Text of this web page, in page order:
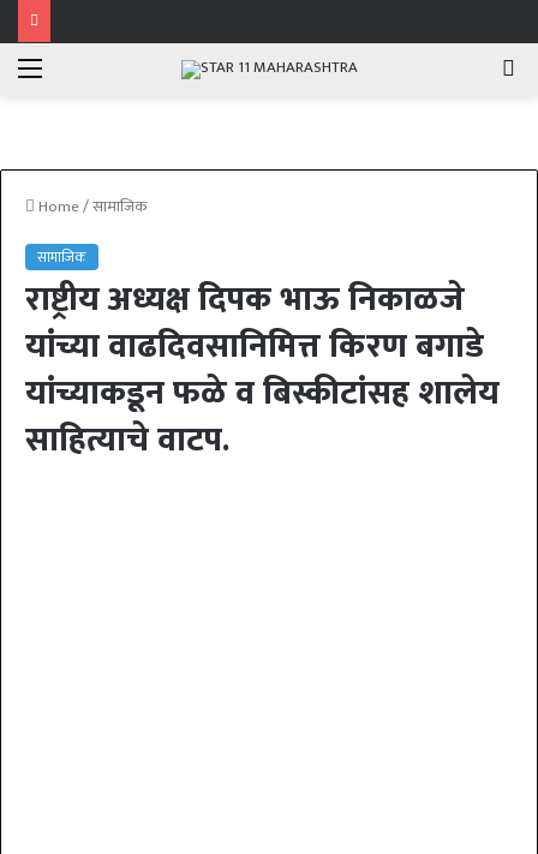
Menu
Home/सामाजिक
सामाजिक
राष्ट्रीय अध्यक्ष दिपक भाऊ निकाळजे
यांच्या वाढदिवसानिमित्त किरण बगाडे
यांच्याकडून फळे व बिस्कीटांसह शालेय
साहित्याचे वाटप.